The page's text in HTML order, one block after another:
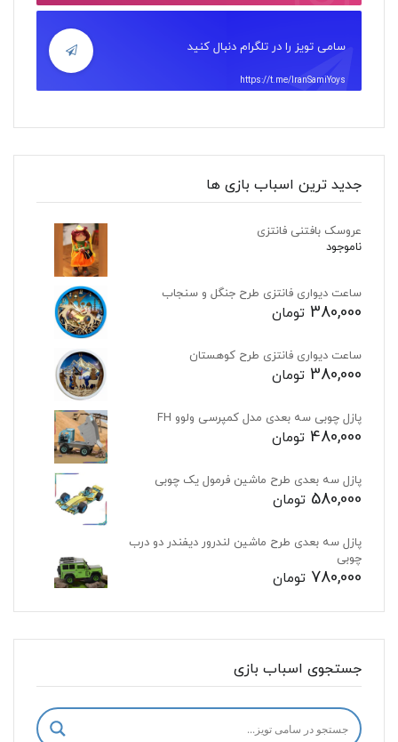
سامی تویز را در تلگرام دنبال کنید
https://t.me/IranSamiYoys
جدید ترین اسباب بازی ها
عروسک بافتنی فانتزی
ناموجود
ساعت دیواری فانتزی طرح جنگل و سنجاب
380,000 تومان
ساعت دیواری فانتزی طرح کوهستان
380,000 تومان
پازل چوبی سه بعدی مدل کمپرسی ولوو FH
480,000 تومان
پازل سه بعدی طرح ماشین فرمول یک چوبی
580,000 تومان
پازل سه بعدی طرح ماشین لندرور دیفندر دو درب
چوبی
780,000 تومان
جستجوی اسباب بازی